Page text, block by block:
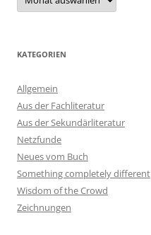
KATEGORIEN
Allgemein
Aus der Fachliteratur
Aus der Sekundärliteratur
Netzfunde
Neues vom Buch
Something completely different
Wisdom of the Crowd
Zeichnungen